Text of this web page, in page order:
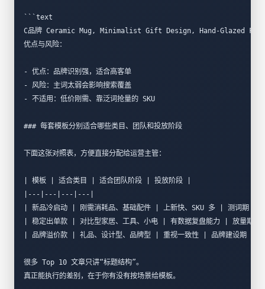
```text
C品牌 Ceramic Mug, Minimalist Gift Design, Hand-Glazed
优点与风险：
- 优点：品牌识别强，适合高客单
- 风险：主词太弱会影响搜索覆盖
- 不适用：低价刚需、靠泛词抢量的 SKU
### 每套模板分别适合哪些类目、团队和投放阶段
下面这张对照表，方便直接分配给运营主管：
| 模板 | 适合类目 | 适合团队阶段 | 投放阶段 |
|---|---|---|---|
| 新品冷启动 | 刚需消耗品、基础配件 | 上新快、SKU 多 | 测词期 |
| 稳定出单款 | 对比型家居、工具、小电 | 有数据复盘能力 | 放量期 |
| 品牌溢价款 | 礼品、设计型、品牌型 | 重视一致性 | 品牌建设期 |
很多 Top 10 文章只讲“标题结构”。
真正能执行的差别，在于你有没有按场景给模板。